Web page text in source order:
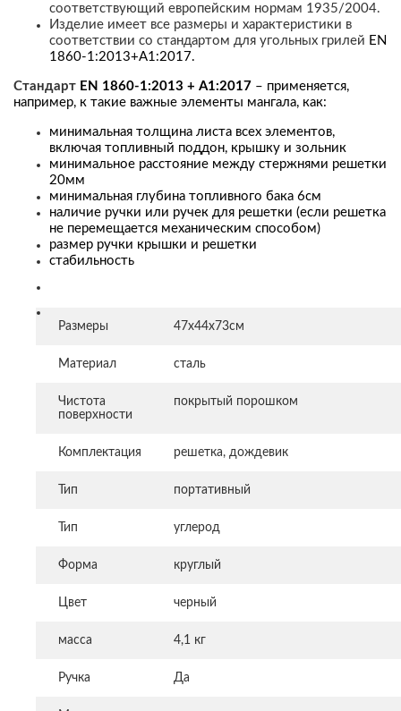
соответствующий европейским нормам 1935/2004.
Изделие имеет все размеры и характеристики в
соответствии со стандартом для угольных грилей EN
1860-1:2013+A1:2017.
Стандарт EN 1860-1:2013 + A1:2017 – применяется,
например, к такие важные элементы мангала, как:
минимальная толщина листа всех элементов,
включая топливный поддон, крышку и зольник
минимальное расстояние между стержнями решетки
20мм
минимальная глубина топливного бака 6см
наличие ручки или ручек для решетки (если решетка
не перемещается механическим способом)
размер ручки крышки и решетки
стабильность
Размеры 47x44x73см
Материал сталь
Чистота
поверхности
покрытый порошком
Комплектация решетка, дождевик
Тип портативный
Тип углерод
Форма круглый
Цвет черный
масса 4,1 кг
Ручка Да